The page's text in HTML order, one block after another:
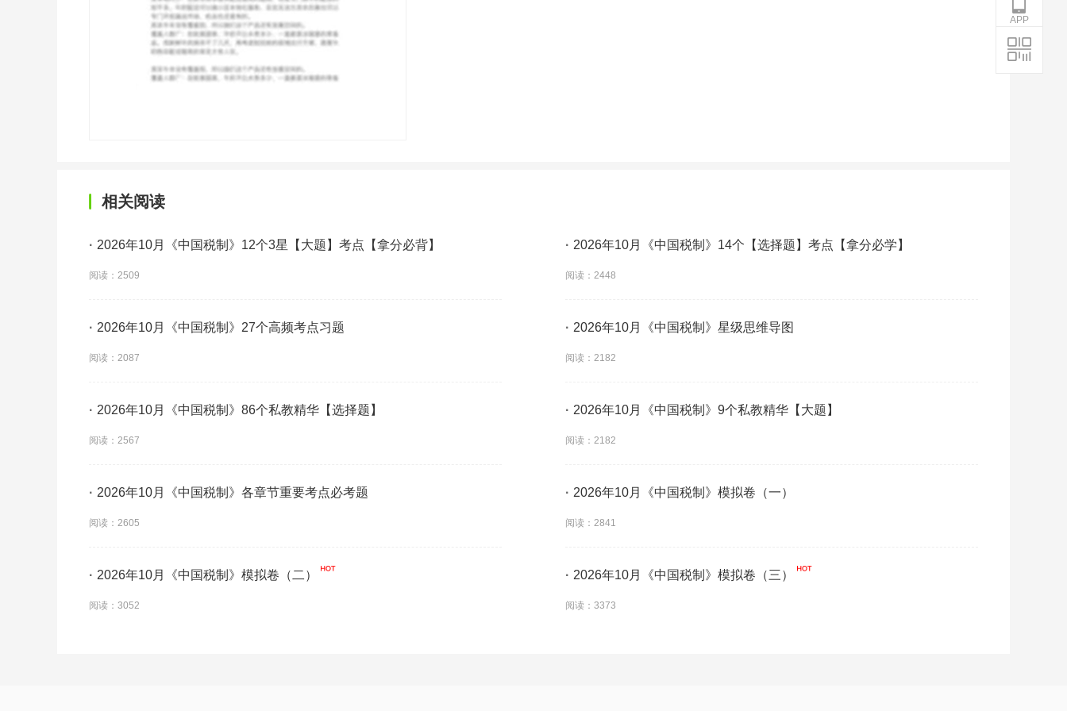
相关阅读
· 2026年10月《中国税制》12个3星【大题】考点【拿分必背】
阅读：2509
· 2026年10月《中国税制》14个【选择题】考点【拿分必学】
阅读：2448
· 2026年10月《中国税制》27个高频考点习题
阅读：2087
· 2026年10月《中国税制》星级思维导图
阅读：2182
· 2026年10月《中国税制》86个私教精华【选择题】
阅读：2567
· 2026年10月《中国税制》9个私教精华【大题】
阅读：2182
· 2026年10月《中国税制》各章节重要考点必考题
阅读：2605
· 2026年10月《中国税制》模拟卷（一）
阅读：2841
· 2026年10月《中国税制》模拟卷（二）
阅读：3052
· 2026年10月《中国税制》模拟卷（三）
阅读：3373
APP